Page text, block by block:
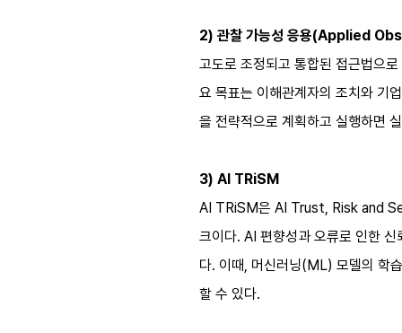
2) 관찰 가능성 응용(Applied
고도로 조정되고 통합된 접근법으
요 목표는 이해관계자의 조치와 기
을 전략적으로 계획하고 실행하면
3) AI TRiSM
AI TRiSM은 AI Trust, Risk and
크이다. AI 편향성과 오류로 인한
다. 이때, 머신러닝(ML) 모델의 학
할 수 있다.